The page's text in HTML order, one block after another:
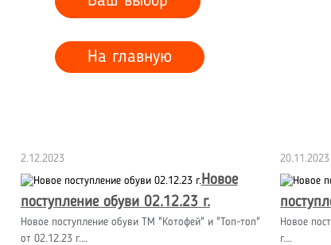
На главную
2.12.2023
Новое
поступление обуви 02.12.23 г.
Новое поступление обуви ТМ "Котофей" и "Топ-топ"
от 02.12.23 г.…
20.11.2023
Новое
г.…